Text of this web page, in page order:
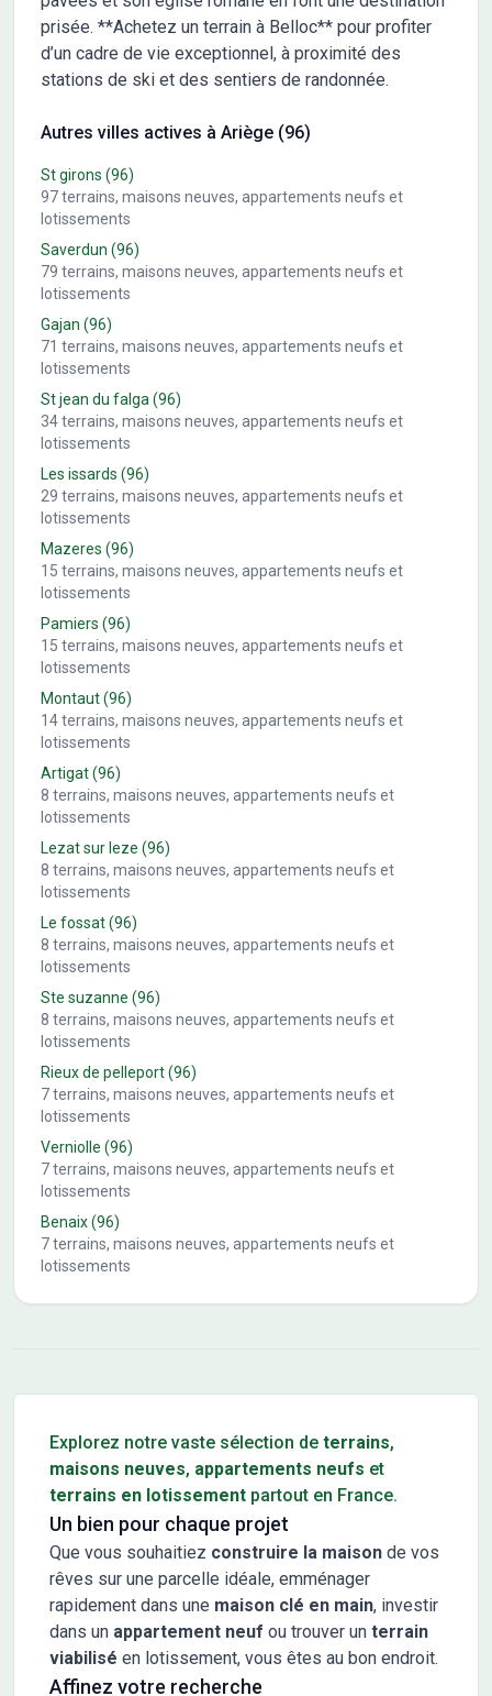
prisée. **Achetez un terrain à Belloc** pour profiter
d’un cadre de vie exceptionnel, à proximité des
stations de ski et des sentiers de randonnée.
Autres villes actives à Ariège (96)
St girons (96)
97terrains, maisons neuves, appartements neufs et
lotissements
Saverdun (96)
79 terrains, maisons neuves, appartements neufs et
lotissements
Gajan (96)
71 terrains, maisons neuves, appartements neufs et
lotissements
St jean du falga (96)
34terrains, maisons neuves, appartements neufs et
lotissements
Les issards (96)
29 terrains, maisons neuves, appartements neufs et
lotissements
Mazeres (96)
15 terrains, maisons neuves, appartements neufs et
lotissements
Pamiers (96)
15 terrains, maisons neuves, appartements neufs et
lotissements
Montaut(96)
14terrains, maisons neuves, appartements neufs et
lotissements
Artigat(96)
8 terrains, maisons neuves, appartements neufs et
lotissements
Lezat sur leze (96)
8 terrains, maisons neuves, appartements neufs et
lotissements
Le fossat(96)
8 terrains, maisons neuves, appartements neufs et
lotissements
Ste suzanne (96)
8 terrains, maisons neuves, appartements neufs et
lotissements
Rieux de pelleport(96)
7terrains, maisons neuves, appartements neufs et
lotissements
Verniolle (96)
7terrains, maisons neuves, appartements neufs et
lotissements
Benaix(96)
7terrains, maisons neuves, appartements neufs et
lotissements
Explorez notre vaste sélection de terrains,
maisons neuves, appartements neufs et
terrains en lotissement partout en France.
Un bien pour chaque projet
Que vous souhaitiez construire la maison de vos
rêves sur une parcelle idéale, emménager
rapidement dans une maison clé en main, investir
dans un appartement neuf ou trouver un terrain
viabilisé en lotissement, vous êtes au bon endroit.
Affinez votre recherche